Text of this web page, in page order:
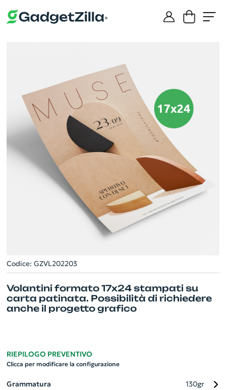
Codice: GZVL202203
Volantini formato 17x24 stampati su
carta patinata. Possibilità di richiedere
anche il progetto grafico
RIEPILOGO PREVENTIVO
Clicca per modificare la configurazione
Grammatura 130gr